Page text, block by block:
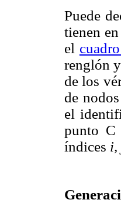
Puede
tienen
el
renglón
de los
de
el
punto C
índices i,